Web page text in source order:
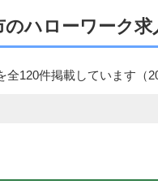
のハローワーク求
全120件掲載しています（